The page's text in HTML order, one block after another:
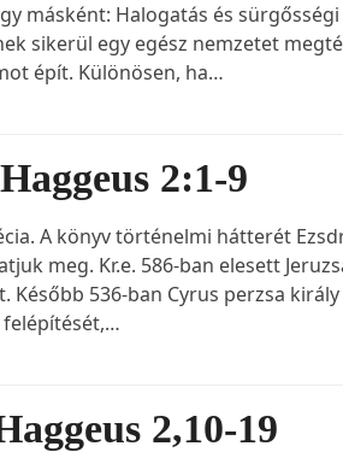
másként: Halogatás és sürgősségi
sikerül egy egész nemzetet
épít. Különösen, ha…
2:1-9
A könyv történelmi hátterét
meg. Kr.e. 586-ban elesett
Később 536-ban Cyrus perzsa király
2,10-19